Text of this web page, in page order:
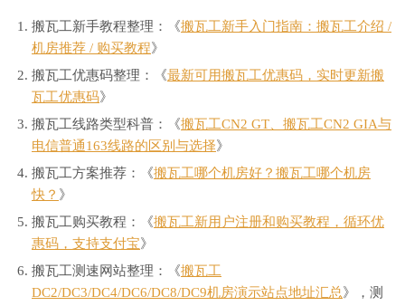
搬瓦工新手教程整理：《搬瓦工新手入门指南：搬瓦工介绍 /
机房推荐 / 购买教程》
搬瓦工优惠码整理：《最新可用搬瓦工优惠码，实时更新搬
瓦工优惠码》
搬瓦工线路类型科普：《搬瓦工CN2 GT、搬瓦工CN2 GIA与
电信普通163线路的区别与选择》
搬瓦工方案推荐：《搬瓦工哪个机房好？搬瓦工哪个机房
快？ 》
搬瓦工购买教程：《搬瓦工新用户注册和购买教程，循环优
惠码，支持支付宝》
搬瓦工测速网站整理：《搬瓦工
DC2/DC3/DC4/DC6/DC8/DC9机房演示站点地址汇总》，测